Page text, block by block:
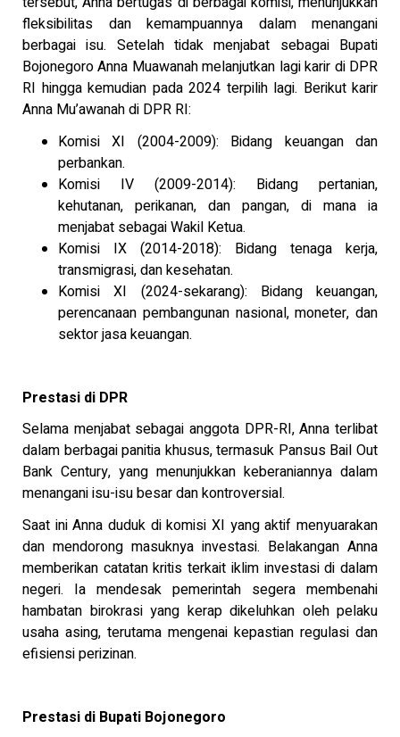
fleksibilitas dan kemampuannya dalam menangani
berbagai isu. Setelah tidak menjabat sebagai Bupati
Bojonegoro Anna Muawanah melanjutkan lagi karir di DPR
RI hingga kemudian pada 2024 terpilih lagi. Berikut karir
Anna Mu’awanah di DPR RI:
Komisi XI (2004-2009): Bidang keuangan dan
perbankan.
Komisi IV (2009-2014): Bidang pertanian,
kehutanan, perikanan, dan pangan, di mana ia
menjabat sebagai Wakil Ketua.
Komisi IX (2014-2018): Bidang tenaga kerja,
transmigrasi, dan kesehatan.
Komisi XI (2024-sekarang): Bidang keuangan,
perencanaan pembangunan nasional, moneter, dan
sektor jasa keuangan.
Prestasi di DPR
Selama menjabat sebagai anggota DPR-RI, Anna terlibat
dalam berbagai panitia khusus, termasuk Pansus Bail Out
Bank Century, yang menunjukkan keberaniannya dalam
menangani isu-isu besar dan kontroversial.
Saat ini Anna duduk di komisi XI yang aktif menyuarakan
dan mendorong masuknya investasi. Belakangan Anna
memberikan catatan kritis terkait iklim investasi di dalam
negeri. Ia mendesak pemerintah segera membenahi
hambatan birokrasi yang kerap dikeluhkan oleh pelaku
usaha asing, terutama mengenai kepastian regulasi dan
efisiensi perizinan.
Prestasi di Bupati Bojonegoro